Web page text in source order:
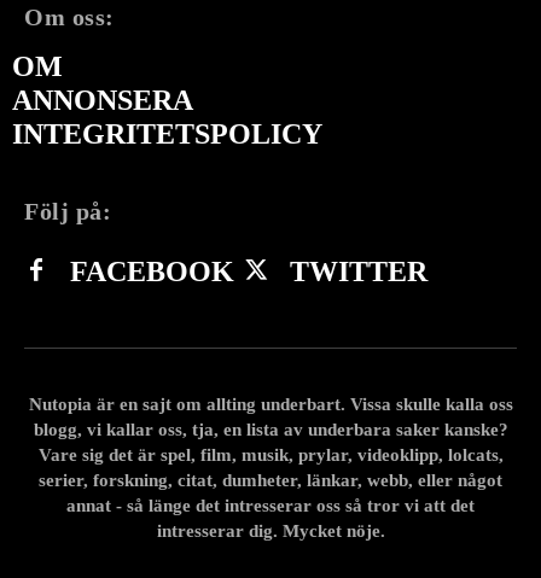
Om oss:
OM
ANNONSERA
INTEGRITETSPOLICY
Följ på:
FACEBOOK TWITTER
Nutopia är en sajt om allting underbart. Vissa skulle kalla oss
blogg, vi kallar oss, tja, en lista av underbara saker kanske?
Vare sig det är spel, film, musik, prylar, videoklipp, lolcats,
serier, forskning, citat, dumheter, länkar, webb, eller något
annat - så länge det intresserar oss så tror vi att det
intresserar dig. Mycket nöje.